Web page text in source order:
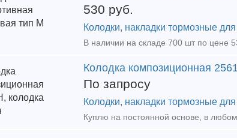
530 руб.
Колодки, накладки тормозные
Колодка композиционная
По запросу
Колодки, накладки тормозные